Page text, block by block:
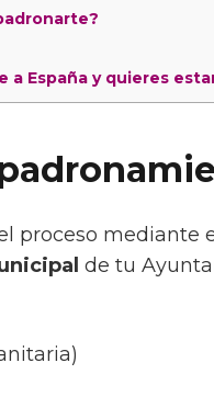
a España y quieres
proceso mediante
de tu